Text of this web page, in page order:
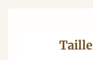
Taille